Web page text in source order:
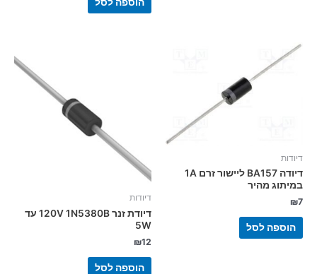
הוספה לסל
דיודות
דיודה BA157 ליישור זרם 1A
במיתוג מהיר
₪7
הוספה לסל
דיודות
דיודת זנר 120V 1N5380B עד
5W
₪12
הוספה לסל